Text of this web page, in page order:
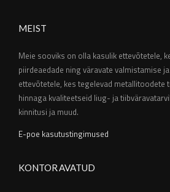
MEIST
Meie sooviks on olla kasulik ettevõtetele,
piirdeaedade ning väravate valmistamise
ettevõtetele, kes tegelevad metallitoodete
hinnaga kvaliteetseid liug- ja
kinnitusi ja muud.
E-poe kasutustingimused
KONTOR AVATUD